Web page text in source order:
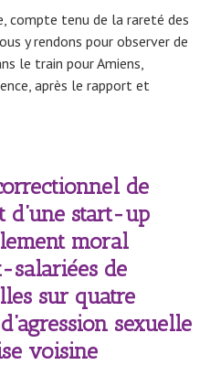
compte tenu de la rareté des
y rendons pour observer de
le train pour Amiens,
après le rapport et
de
d’une start-up
moral
salariées de
sur quatre
sexuelle
voisine